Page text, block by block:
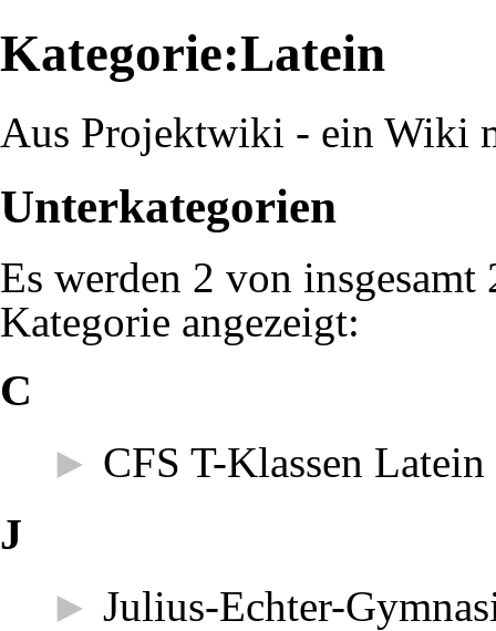
Kategorie:Latein
Aus Projektwiki - ein Wiki
Unterkategorien
Es werden 2 von
Kategorie angezeigt:
C
► CFS T-Klassen Latein
J
► Julius-Echter-